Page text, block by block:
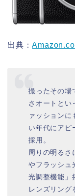
出典：
撮ったその場
さオートとい
ァッションに
い年代にアピ
採用。
周りの明るさ
やフラッシュ
光調整機能」
レンズリング